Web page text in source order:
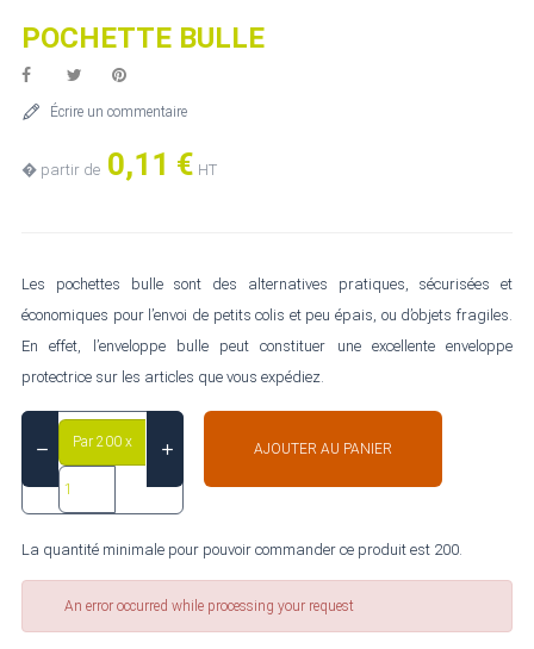
POCHETTE BULLE
Écrire un commentaire
� partir de 0,11 € HT
Les pochettes bulle sont des alternatives pratiques, sécurisées et
économiques pour l’envoi de petits colis et peu épais, ou d’objets fragiles.
En effet, l’enveloppe bulle peut constituer une excellente enveloppe
protectrice sur les articles que vous expédiez.
Par 200 x AJOUTER AU PANIER
La quantité minimale pour pouvoir commander ce produit est 200.
An error occurred while processing your request